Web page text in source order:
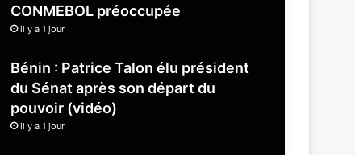
CONMEBOL préoccupée
il y a 1 jour
Bénin : Patrice Talon élu président
du Sénat après son départ du
pouvoir (vidéo)
il y a 1 jour